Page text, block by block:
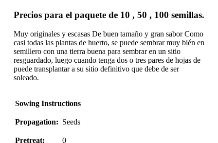
Precios para el paquete de 10 , 50 , 100 semillas.
Muy originales y escasas De buen tamaño y gran sabor Como
casi todas las plantas de huerto, se puede sembrar muy bién en
semillero con una tierra buena para sembrar en un sitio
resguardado, luego cuando tenga dos o tres pares de hojas de
puede transplantar a su sitio definitivo que debe de ser
soleado.
Sowing Instructions
Propagation: Seeds
Pretreat: 0